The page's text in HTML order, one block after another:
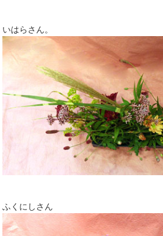
いはらさん。
ふくにしさん